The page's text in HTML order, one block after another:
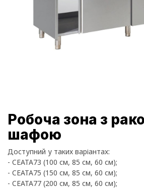
Робоча зона з
шафою
Доступний у таких варіантах:
- CEATA73 (100 см, 85 см, 60 см);
- CEATA75 (150 см, 85 см, 60 см);
- CEATA77 (200 см, 85 см, 60 см);